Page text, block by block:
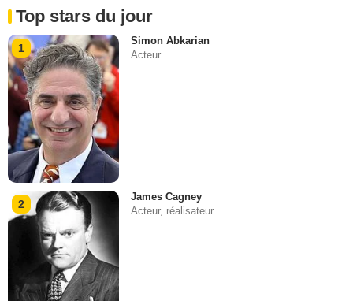
Top stars du jour
1
Simon Abkarian
Acteur
2
James Cagney
Acteur, réalisateur